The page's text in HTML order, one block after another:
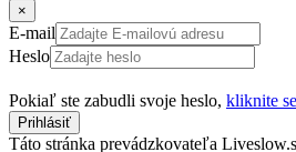
×
E-mail
Heslo
Pokiaľ ste zabudli svoje heslo, kliknite
Prihlásiť
Táto stránka prevádzkovateľa